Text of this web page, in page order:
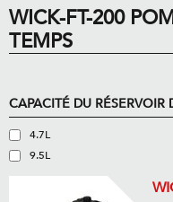
WICK-FT-200
TEMPS
CAPACITÉ DU RÉSERVOIR
4.7L
9.5L